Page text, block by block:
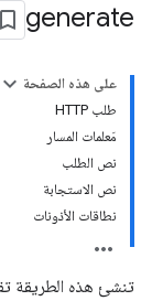
generate
على هذه الصفحة
طلب HTTP
مَعلمات المسار
نص الطلب
نص الاستجابة
نطاقات الأذونات